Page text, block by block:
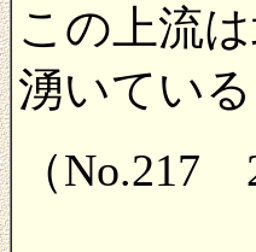
この上流
湧いている
（No.217